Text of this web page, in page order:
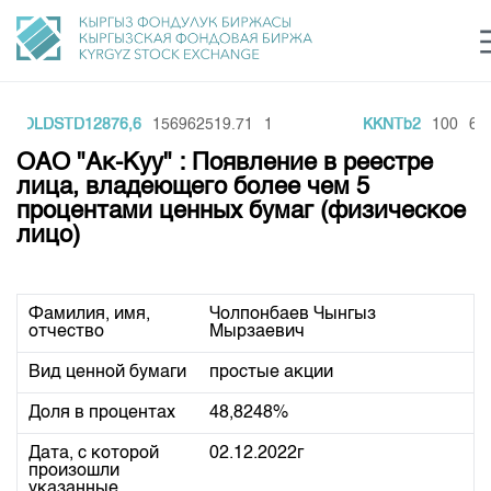
Финансовый рынок KG login Рус Кыр
О нас
Акционеры
Руководство
Внутренний аудитор
Комитеты
Участники торгов
Товарно-сырьевой сектор
Листинг
Центр раскрытия информации
Тарифы
Аналитика
Нормативная база
Биржевая деятельность
Депозитарная деятельность
Центр раскрытия информации
Статистика торгов
Итоги последних торгов
Архив торгов
Учебный центр
Общая информация
GOLDSTD12876,6 156962519.71 1 KKNTb2 100
ОАО "Ак-Куу" : Появление в реестре
лица, владеющего более чем 5
процентами ценных бумаг (физическое
лицо)
Фамилия, имя,
отчество
Чолпонбаев Чынгыз
Мырзаевич
Вид ценной бумаги простые акции
Доля в процентах 48,8248%
Дата, с которой
произошли
02.12.2022г